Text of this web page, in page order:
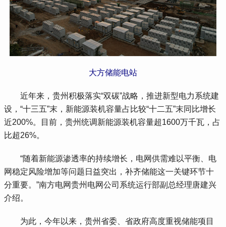
大方储能电站
近年来，贵州积极落实“双碳”战略，推进新型电力系统建
设，“十三五”末，新能源装机容量占比较“十二五”末同比增长
近200%。目前，贵州统调新能源装机容量超1600万千瓦，占
比超26%。
“随着新能源渗透率的持续增长，电网供需难以平衡、电
网稳定风险增加等问题日益突出，补齐储能这一关键环节十
分重要。”南方电网贵州电网公司系统运行部副总经理唐建兴
介绍。
为此，今年以来，贵州省委、省政府高度重视储能项目